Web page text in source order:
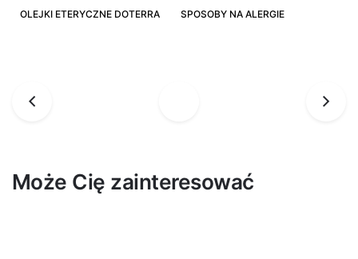
OLEJKI ETERYCZNE DOTERRA
SPOSOBY NA ALERGIE
Może Cię zainteresować